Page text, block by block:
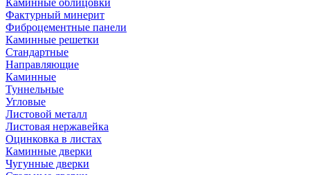
Каминные облицовки
Фактурный минерит
Фиброцементные панели
Каминные решетки
Стандартные
Направляющие
Каминные
Туннельные
Угловые
Листовой металл
Листовая нержавейка
Оцинковка в листах
Каминные дверки
Чугунные дверки